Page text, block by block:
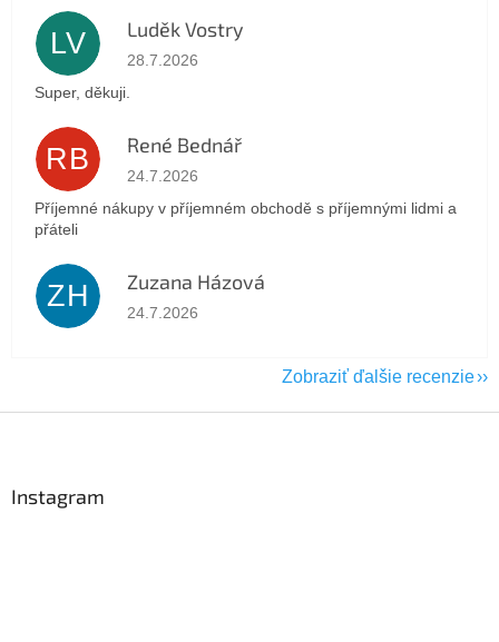
LV Luděk Vostry
Hodnotenie obchodu je 5 z 5 hviezdičiek.
28.7.2026
Super, děkuji.
RB René Bednář
Hodnotenie obchodu je 5 z 5 hviezdičiek.
24.7.2026
Příjemné nákupy v příjemném obchodě s příjemnými lidmi a
přáteli
ZH Zuzana Házová
Hodnotenie obchodu je 5 z 5 hviezdičiek.
24.7.2026
Zobraziť ďalšie recenzie
Instagram